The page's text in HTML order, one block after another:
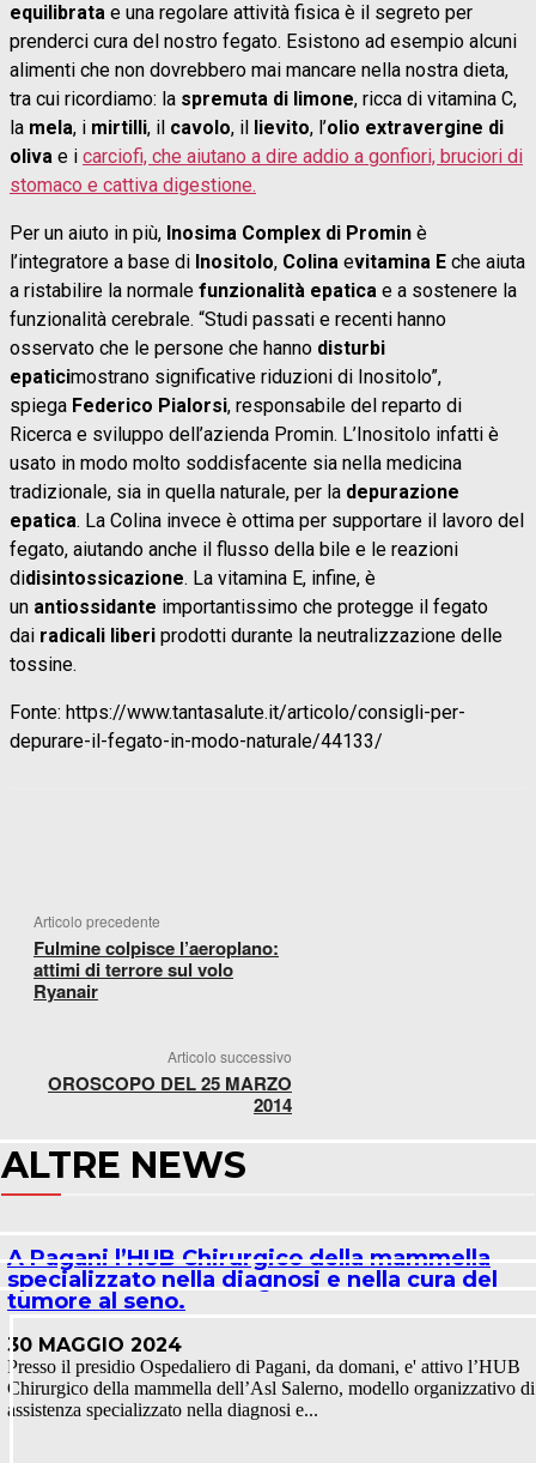
equilibrata e una regolare attività fisica è il segreto per
prenderci cura del nostro fegato. Esistono ad esempio alcuni
alimenti che non dovrebbero mai mancare nella nostra dieta,
tra cui ricordiamo: la spremuta di limone, ricca di vitamina C,
la mela, i mirtilli, il cavolo, il lievito, l’olio extravergine di
oliva e i carciofi, che aiutano a dire addio a gonfiori, bruciori di
stomaco e cattiva digestione.
Per un aiuto in più, Inosima Complex di Promin è
l’integratore a base di Inositolo, Colina evitamina E che aiuta
a ristabilire la normale funzionalità epatica e a sostenere la
funzionalità cerebrale. “Studi passati e recenti hanno
osservato che le persone che hanno disturbi
epaticimostrano significative riduzioni di Inositolo”,
spiega Federico Pialorsi, responsabile del reparto di
Ricerca e sviluppo dell’azienda Promin. L’Inositolo infatti è
usato in modo molto soddisfacente sia nella medicina
tradizionale, sia in quella naturale, per la depurazione
epatica. La Colina invece è ottima per supportare il lavoro del
fegato, aiutando anche il flusso della bile e le reazioni
didisintossicazione. La vitamina E, infine, è
un antiossidante importantissimo che protegge il fegato
dai radicali liberi prodotti durante la neutralizzazione delle
tossine.
Fonte: https://www.tantasalute.it/articolo/consigli-per-
depurare-il-fegato-in-modo-naturale/44133/
Articolo precedente
Fulmine colpisce l’aeroplano:
attimi di terrore sul volo
Ryanair
Articolo successivo
OROSCOPO DEL 25 MARZO
2014
ALTRE NEWS
A Pagani l’HUB Chirurgico della mammella
specializzato nella diagnosi e nella cura del
tumore al seno.
30 MAGGIO 2024
Presso il presidio Ospedaliero di Pagani, da domani, e' attivo l’HUB
Chirurgico della mammella dell’Asl Salerno, modello organizzativo di
assistenza specializzato nella diagnosi e...